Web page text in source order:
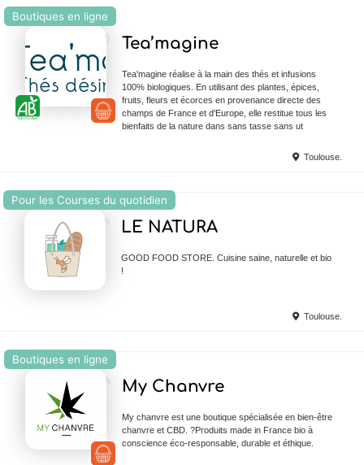
Boutiques en ligne
Tea’magine
Tea'magine réalise à la main des thés et infusions
100% biologiques. En utilisant des plantes, épices,
fruits, fleurs et écorces en provenance directe des
champs de France et d'Europe, elle restitue tous les
bienfaits de la nature dans sans tasse sans ut
Toulouse.
Pour les Courses du quotidien
LE NATURA
GOOD FOOD STORE. Cuisine saine, naturelle et bio
!
Toulouse.
Boutiques en ligne
My Chanvre
My chanvre est une boutique spécialisée en bien-être
chanvre et CBD. ?Produits made in France bio à
conscience éco-responsable, durable et éthique.